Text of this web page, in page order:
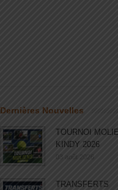
Dernières Nouvelles
TOURNOI
KINDY 2026
03 août 2026
TRANSFERTS